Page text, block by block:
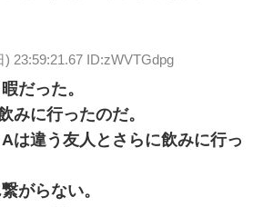
) 23:59:21.67 ID:zWVTGdpg
だった。
みに行ったのだ。
は違う友人とさらに飲みに行っ
がらない。